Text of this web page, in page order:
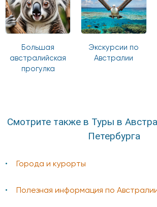
Большая
австралийская
прогулка
Экскурсии по
Австралии
Смотрите также в Туры в
Петербурга
Города и курорты
Полезная информация по